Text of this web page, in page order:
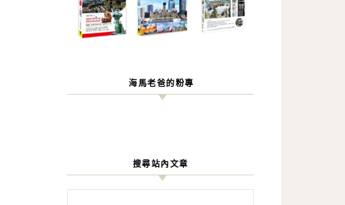
海馬老爸的粉專
搜尋站內文章